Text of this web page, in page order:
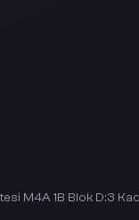
M4A 1B Blok D:3